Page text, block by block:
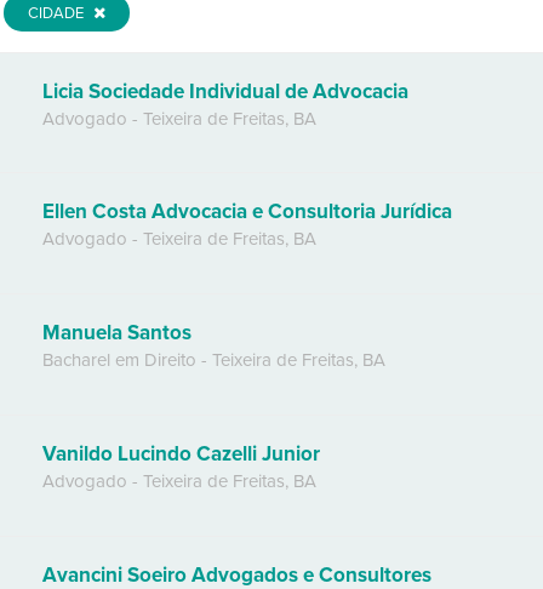
CIDADE
Licia Sociedade Individual de Advocacia
Advogado - Teixeira de Freitas, BA
Ellen Costa Advocacia e Consultoria Jurídica
Advogado - Teixeira de Freitas, BA
Manuela Santos
Bacharel em Direito - Teixeira de Freitas, BA
Vanildo Lucindo Cazelli Junior
Advogado - Teixeira de Freitas, BA
Avancini Soeiro Advogados e Consultores